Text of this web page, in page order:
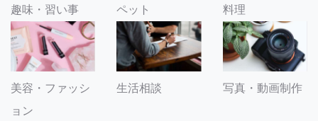
趣味・習い事 ペット 料理
美容・ファッシ
ョン
生活相談 写真・動画制作